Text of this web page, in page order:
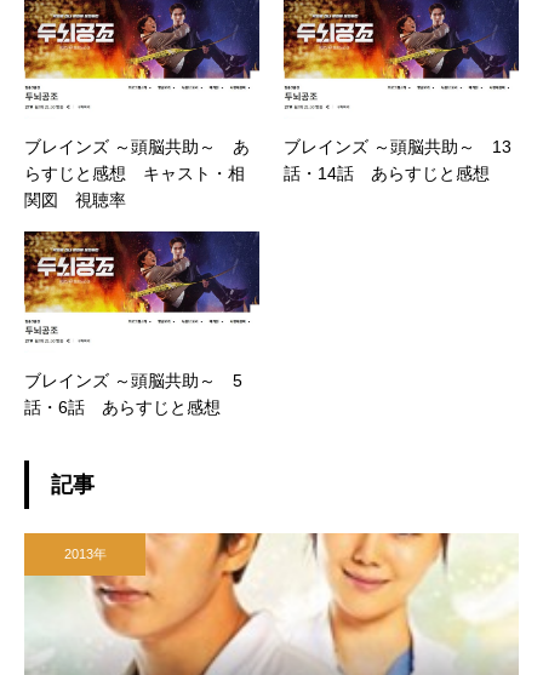
ブレインズ ～頭脳共助～ あ
らすじと感想 キャスト・相
関図 視聴率
ブレインズ ～頭脳共助～ 13
話・14話 あらすじと感想
ブレインズ ～頭脳共助～ 5
話・6話 あらすじと感想
記事
2013年